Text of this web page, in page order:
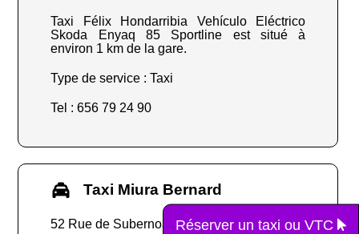
Taxi Félix Hondarribia Vehículo Eléctrico
Skoda Enyaq 85 Sportline est situé à
environ 1 km de la gare.
Type de service : Taxi
Tel : 656 79 24 90
Taxi Miura Bernard
52 Rue de Subernoa, HendayeRéserver un taxi ou VTC